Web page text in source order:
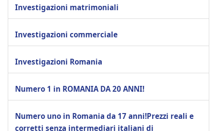
Investigazioni matrimoniali
Investigazioni commerciale
Investigazioni Romania
Numero 1 in ROMANIA DA 20 ANNI!
Numero uno in Romania da 17 anni!Prezzi reali e
corretti senza intermediari italiani di